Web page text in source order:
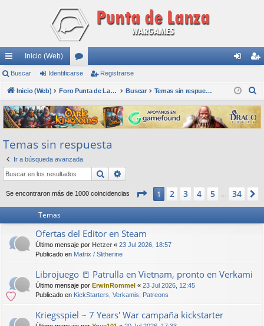
nl
ac
es
rá
pi
do
s
Inicio (Web)
or
os nti
fic
ar
ist
ra
rs
Buscar Identificarse Registrarse
Inicio (Web) Foro Punta de Lanza Wargames Buscar Temas sin respuesta
s
c
Temas sin respuesta
Ir a búsqueda avanzada
Buscar
Se encontraron más de 1000 coincidencias Página de 34
1 2 3 4 5 34
Temas
Ofertas del Editor en Steam
Último mensaje por Hetzer « 23 Jul 2026, 18:57
Publicado en Matrix / Slitherine
Librojuego 📒 Patrulla en Vietnam, pronto en Verkami
Último mensaje por ErwinRommel « 23 Jul 2026, 12:45
Publicado en KickStarters, Verkamis, Patreons
Kriegsspiel ~ 7 Years' War campaña kickstarter